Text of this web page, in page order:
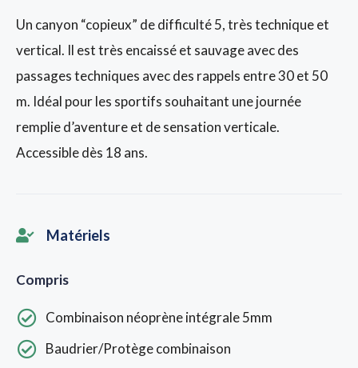
Un canyon “copieux” de difficulté 5, très technique et
vertical. Il est très encaissé et sauvage avec des
passages techniques avec des rappels entre 30 et 50
m. Idéal pour les sportifs souhaitant une journée
remplie d’aventure et de sensation verticale.
Accessible dès 18 ans.
Matériels
Compris
Combinaison néoprène intégrale 5mm
Baudrier/Protège combinaison